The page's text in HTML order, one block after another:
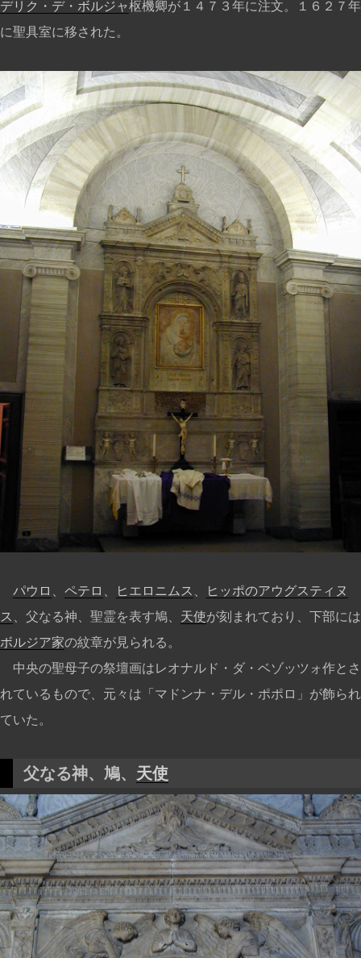
デリク・デ・ボルジャ枢機卿が１４７３年に注文。１６２７年
に聖具室に移された。
パウロ ペテロ ヒエロニムス
ヒッポのアウグスティヌ
ス
、父なる神、聖霊を表す鳩、 天使が刻まれており、下部には
ボルジア家の紋章が見られる。
中央の聖母子の祭壇画はレオナルド・ダ・ベゾッツォ作とさ
れているもので、元々は「マドンナ・デル・ポポロ」が飾られ
ていた。
父なる神、鳩、 天使